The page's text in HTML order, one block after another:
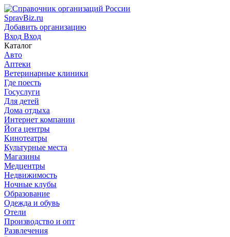
SpravBiz.ru
Добавить организацию
Вход Вход
Каталог
Авто
Аптеки
Ветеринарные клиники
Где поесть
Госуслуги
Для детей
Дома отдыха
Интернет компании
Йога центры
Кинотеатры
Культурные места
Магазины
Медцентры
Недвижимость
Ночные клубы
Образование
Одежда и обувь
Отели
Производство и опт
Развлечения